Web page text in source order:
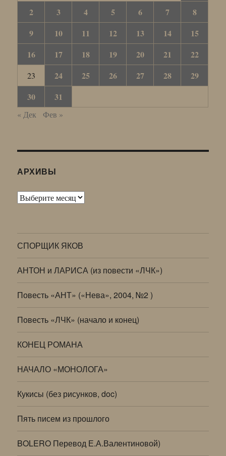
2 3 4 5 6 7
8
9
10 11 12 13 14
15
16
17 18 19 20 21 22
23 24 25 26 27 28
29
30
31
« Дек Фев »
АРХИВЫ
Архивы
СПОРЩИК ЯКОВ
АНТОН и ЛАРИСА (из повести «ЛЧК»)
Повесть «АНТ» («Нева», 2004, №2 )
Повесть «ЛЧК» (начало и конец)
КОНЕЦ РОМАНА
НАЧАЛО «МОНОЛОГА»
Кукисы (без рисунков, doc)
Пять писем из прошлого
BOLERO Перевод Е.А.Валентиновой)